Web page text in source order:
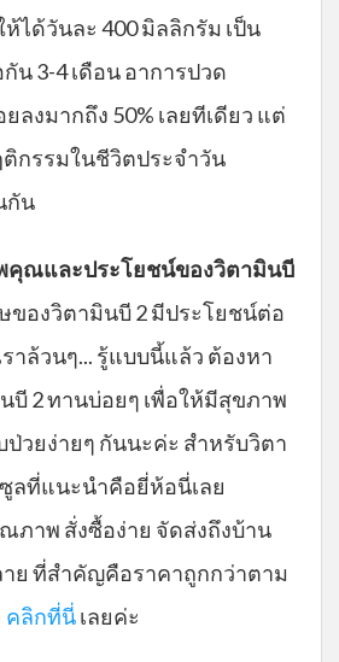
ห้ได้วันละ 400 มิลลิกรัม เป็น
น 3-4 เดือน อาการปวด
ลงมากถึง 50% เลยทีเดียว แต่
กรรมในชีวิตประจำวัน
กัน
คุณและประโยชน์ของวิตามินบี
ของวิตามินบี 2 มีประโยชน์ต่อ
าล้วนๆ... รู้แบบนี้แล้ว ต้องหา
บี 2 ทานบ่อยๆ เพื่อให้มีสุขภาพ
ป่วยง่ายๆ กันนะค่ะ สำหรับวิตา
ลที่แนะนำคือยี่ห้อนี่เลย
าพ สั่งซื้อง่าย จัดส่งถึงบ้าน
าย ที่สำคัญคือราคาถูกกว่าตาม
คลิกที่นี่เลยค่ะ